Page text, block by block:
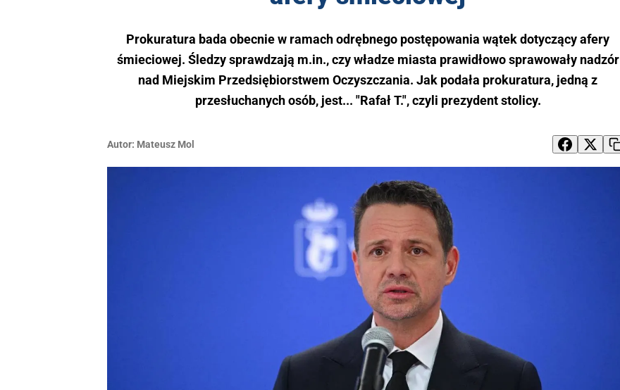
Prokuratura bada obecnie w ramach odrębnego postępowania wątek dotyczący afery
śmieciowej. Śledzy sprawdzają m.in., czy władze miasta prawidłowo sprawowały nadzór
nad Miejskim Przedsiębiorstwem Oczyszczania. Jak podała prokuratura, jedną z
przesłuchanych osób, jest... "Rafał T.", czyli prezydent stolicy.
Autor: Mateusz Mol